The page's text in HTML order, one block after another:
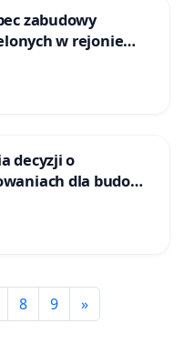
zabudowy
w rejonie
Białej
decyzji o
dla budowy
„Krynki” w
ochrony
8 9 »